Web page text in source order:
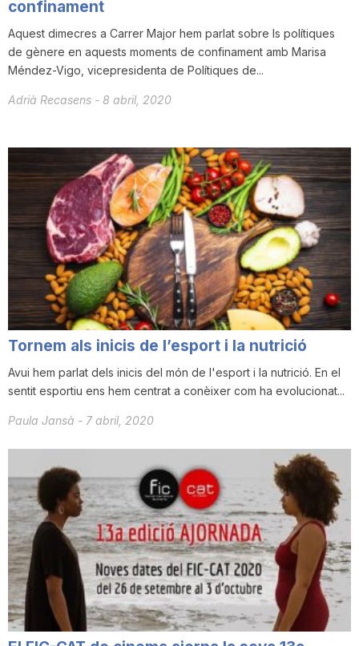
confinament
Aquest dimecres a Carrer Major hem parlat sobre ls polítiques
de gènere en aquests moments de confinament amb Marisa
Méndez-Vigo, vicepresidenta de Polítiques de...
Adrià Recasens - 8 abril, 2020
Tornem als inicis de l’esport i la nutrició
Avui hem parlat dels inicis del món de l'esport i la nutrició. En el
sentit esportiu ens hem centrat a conèixer com ha evolucionat...
Paula Jansà - 7 abril, 2020